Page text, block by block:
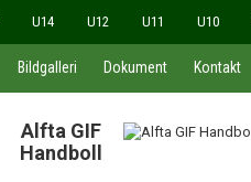
U14 U12 U11 U10
Bildgalleri Dokument Kontakt
Alfta GIF
Handboll